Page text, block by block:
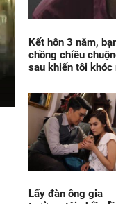
Kết hôn 3 năm,
chồng chiều
sau khiến tôi khóc
Lấy đàn ông gia